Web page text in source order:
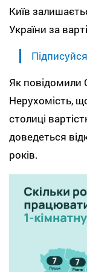
Київ
України за
Як повідомили
Нерухомість,
столиці
доведеться
років.